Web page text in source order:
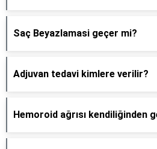
Saç Beyazlamasi geçer mi?
Adjuvan tedavi kimlere verilir?
Hemoroid ağrısı kendiliğinden